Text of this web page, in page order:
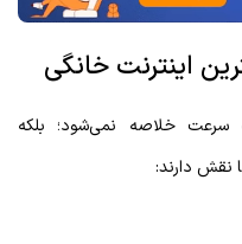
اینترنت خانگی
خلاصه نمی‌شود؛ بلکه
نقش دارند: